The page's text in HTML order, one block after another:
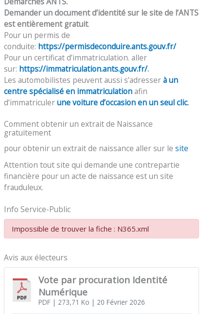
Demander un document d’identité sur le site de l’ANTS
est entièrement gratuit.
Pour un permis de
conduite: https://permisdeconduire.ants.gouv.fr/
Pour un certificat d’immatriculation. aller
sur: https://immatriculation.ants.gouv.fr/.
Les automobilistes peuvent aussi s’adresserà un
centre spécialisé en immatriculationafin
d’immatriculerune voiture d’occasion en un seul clic.
Comment obtenir un extrait de Naissance
gratuitement
pour obtenir un extrait de naissance aller sur le site
Attention tout site qui demande une contrepartie
financière pour un acte de naissance est un site
frauduleux.
Info Service-Public
Impossible de trouver la fiche : N365.xml
Avis aux électeurs
Vote par procuration Identité
Numérique
PDF| 273,71 Ko | 20 Février 2026